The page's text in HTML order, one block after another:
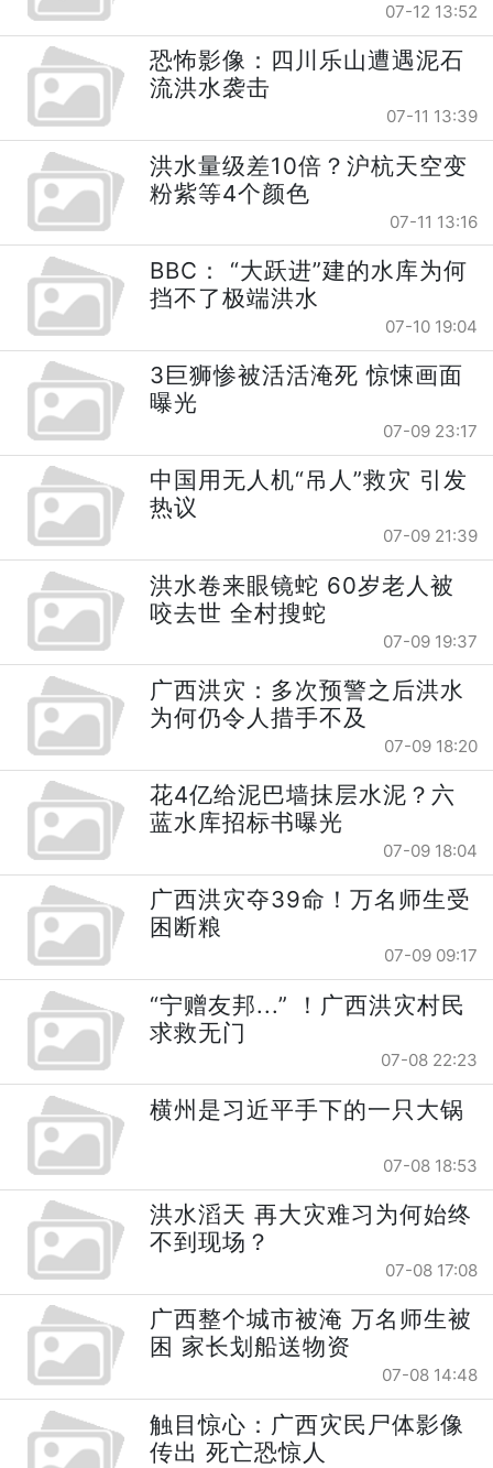
07-12 13:52
恐怖影像：四川乐山遭遇泥石
流洪水袭击
07-11 13:39
洪水量级差10倍？沪杭天空变
粉紫等4个颜色
07-11 13:16
BBC： “大跃进”建的水库为何
挡不了极端洪水
07-10 19:04
3巨狮惨被活活淹死 惊悚画面
曝光
07-09 23:17
中国用无人机“吊人”救灾 引发
热议
07-09 21:39
洪水卷来眼镜蛇 60岁老人被
咬去世 全村搜蛇
07-09 19:37
广西洪灾：多次预警之后洪水
为何仍令人措手不及
07-09 18:20
花4亿给泥巴墙抹层水泥？六
蓝水库招标书曝光
07-09 18:04
广西洪灾夺39命！万名师生受
困断粮
07-09 09:17
“宁赠友邦...” ！广西洪灾村民
求救无门
07-08 22:23
横州是习近平手下的一只大锅
07-08 18:53
洪水滔天 再大灾难习为何始终
不到现场？
07-08 17:08
广西整个城市被淹 万名师生被
困 家长划船送物资
07-08 14:48
触目惊心：广西灾民尸体影像
传出 死亡恐惊人